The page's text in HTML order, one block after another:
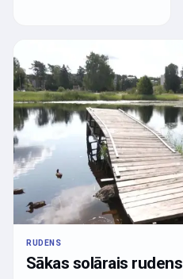
RUDENS
Sākas solārais rudens